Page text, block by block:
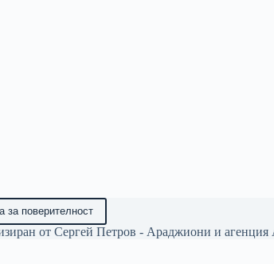
за поверителност
от Сергей Петров - Араджиони и агенция